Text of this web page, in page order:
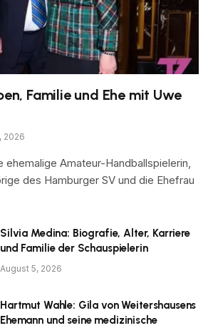
Familie und Ehe mit Uwe
2026
ehemalige Amateur-Handballspielerin,
des Hamburger SV und die Ehefrau
Silvia Medina: Biografie, Alter, Karriere
und Familie der Schauspielerin
August 5, 2026
Hartmut Wahle: Gila von Weitershausens
Ehemann und seine medizinische